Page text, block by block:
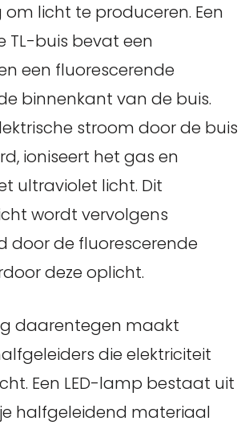
licht te produceren. Een
TL-buis bevat een
een fluorescerende
binnenkant van de buis.
stroom door de buis
ioniseert het gas en
ultraviolet licht. Dit
wordt vervolgens
door de fluorescerende
deze oplicht.
daarentegen maakt
die elektriciteit
Een LED-lamp bestaat uit
halfgeleidend materiaal